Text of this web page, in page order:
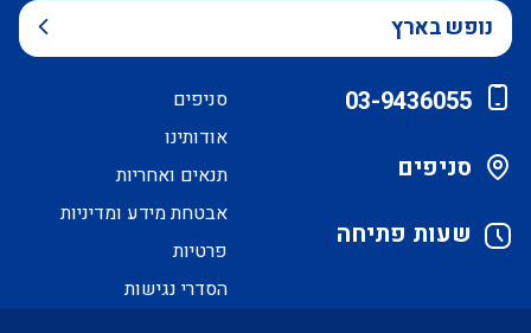
נופש בארץ
03-9436055
סניפים
שעות פתיחה
סניפים
אודותינו
תנאים ואחריות
אבטחת מידע ומדיניות
פרטיות
הסדרי נגישות